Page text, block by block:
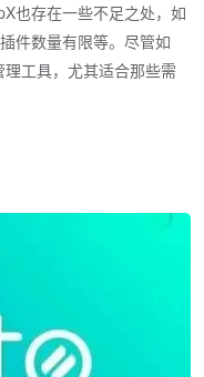
也存在一些不足之处，如
件数量有限等。尽管如
工具，尤其适合那些需